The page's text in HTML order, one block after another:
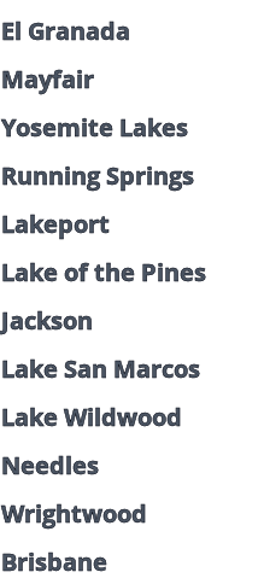
El Granada
Mayfair
Yosemite Lakes
Running Springs
Lakeport
Lake of the Pines
Jackson
Lake San Marcos
Lake Wildwood
Needles
Wrightwood
Brisbane